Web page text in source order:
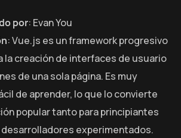
por: Evan You
: Vue.js es un framework progresivo
la creación de interfaces de usuario
de una sola página. Es muy
de aprender, lo que lo convierte
popular tanto para principiantes
desarrolladores experimentados.